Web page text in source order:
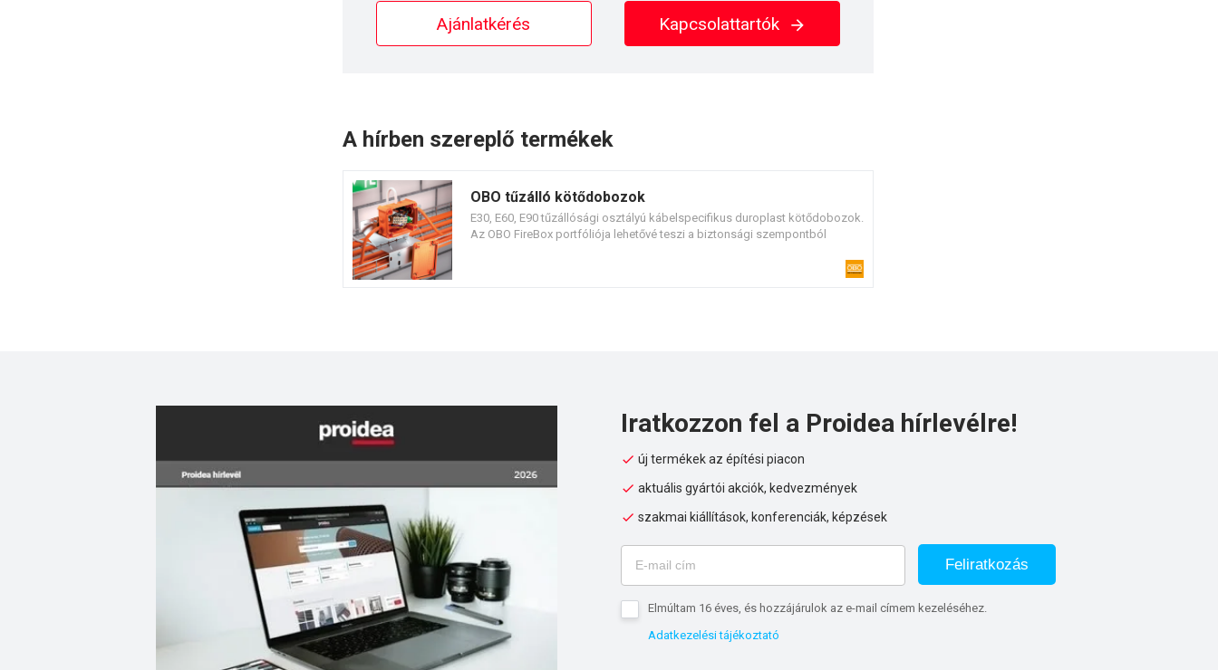
Ajánlatkérés Kapcsolattartók
A hírben szereplő termékek
OBO tűzálló kötődobozok
E30, E60, E90 tűzállósági osztályú kábelspecifikus duroplast kötődobozok.
Az OBO FireBox portfóliója lehetővé teszi a biztonsági szempontból
dobozok megfelelnek az MSZE 24102 (DIN 4102-12) szerinti szabványnak.
Iratkozzon fel a Proidea hírlevélre!
új termékek az építési piacon
aktuális gyártói akciók, kedvezmények
szakmai kiállítások, konferenciák, képzések
Feliratkozás
Elmúltam 16 éves, és hozzájárulok az e-mail címem kezeléséhez.
Adatkezelési tájékoztató